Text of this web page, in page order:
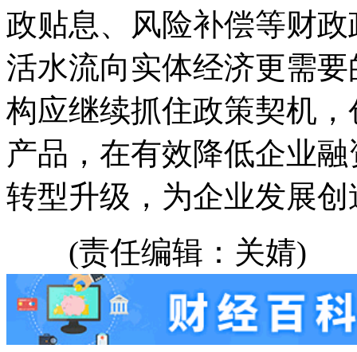
政贴息、风险补偿等财
活水流向实体经济更需
构应继续抓住政策契机
产品，在有效降低企业
转型升级，为企业发展
(责任编辑：关婧)